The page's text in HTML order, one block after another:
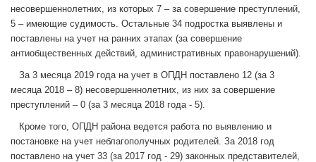
несовершеннолетних, из которых 7 – за совершение преступлений,
5 – имеющие судимость. Остальные 34 подростка выявлены и
поставлены на учет на ранних этапах (за совершение
антиобщественных действий, административных правонарушений).
За 3 месяца 2019 года на учет в ОПДН поставлено 12 (за 3
месяца 2018 – 8) несовершеннолетних, из них за совершение
преступлений – 0 (за 3 месяца 2018 года - 5).
Кроме того, ОПДН района ведется работа по выявлению и
постановке на учет неблагополучных родителей. За 2018 год
поставлено на учет 33 (за 2017 год - 29) законных представителей,